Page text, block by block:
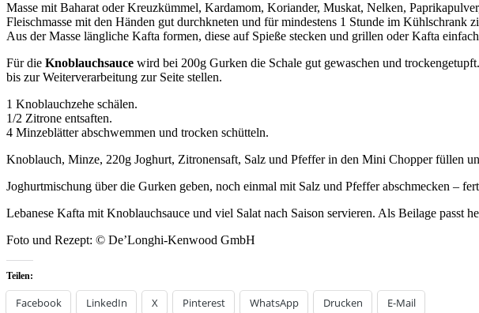
Masse mit Baharat oder Kreuzkümmel, Kardamom, Koriander, Muskat, Nelken,
Fleischmasse mit den Händen gut durchkneten und für mindestens 1 Stunde im Kühlschrank
Aus der Masse längliche Kafta formen, diese auf Spieße stecken und grillen oder Kafta
Für die Knoblauchsauce wird bei 200g Gurken die Schale gut gewaschen und
bis zur Weiterverarbeitung zur Seite stellen.
1 Knoblauchzehe schälen.
1/2 Zitrone entsaften.
4 Minzeblätter abschwemmen und trocken schütteln.
Knoblauch, Minze, 220g Joghurt, Zitronensaft, Salz und Pfeffer in den Mini Chopper füllen
Joghurtmischung über die Gurken geben, noch einmal mit Salz und Pfeffer abschmecken –
Lebanese Kafta mit Knoblauchsauce und viel Salat nach Saison servieren. Als Beilage passt
Foto und Rezept: © De’Longhi-Kenwood GmbH
Teilen:
Facebook LinkedIn X Pinterest WhatsApp Drucken E-Mail